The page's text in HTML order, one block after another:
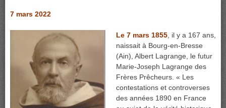
7 mars 2022
Le 7 mars 1855 , il y a 167 ans,
naissait à Bourg-en-Bresse
(Ain), Albert Lagrange, le futur
Marie-Joseph Lagrange des
Frères Prêcheurs. « Les
contestations et controverses
des années 1890 en France